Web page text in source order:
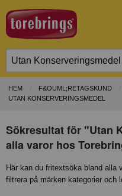
HEM F&OUML;RETAGSKUND
UTAN KONSERVERINGSMEDEL
Sökresultat för "Utan
alla varor hos
Här kan du fritextsöka bland alla
filtrera på märken kategorier och